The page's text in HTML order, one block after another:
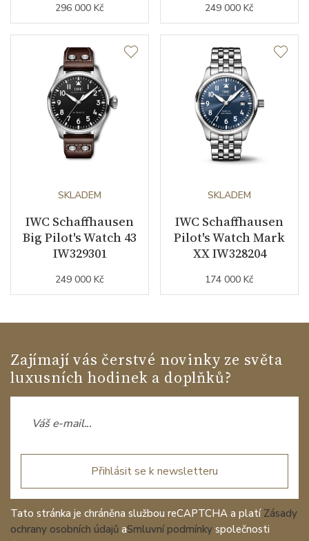
296 000 Kč 249 000 Kč
SKLADEM
IWC Schaffhausen
Big Pilot's Watch 43
IW329301
249 000 Kč
SKLADEM
IWC Schaffhausen
Pilot's Watch Mark
XX IW328204
174 000 Kč
Zajímají vás čerstvé novinky ze světa
luxusních hodinek a doplňků?
Přihlásit se k newsletteru
Tato stránka je chráněna službou reCAPTCHA a platí Zásady
ochrany osobních údajů aSmluvní podmínky společnosti